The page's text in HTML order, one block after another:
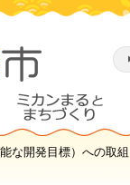
な開発目標）への取組